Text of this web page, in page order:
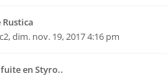
Rustica
,dim. nov. 19, 2017 4:16 pm
en Styro..